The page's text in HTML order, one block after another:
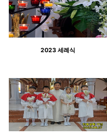
2023 세례식